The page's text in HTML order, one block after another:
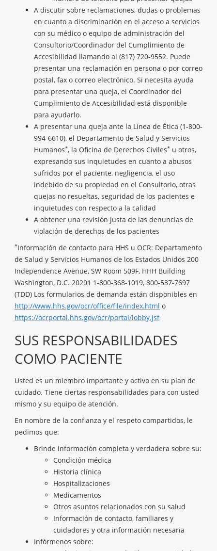
A discutir sobre reclamaciones, dudas o problemas
en cuanto a discriminación en el acceso a servicios
con su médico o equipo de administración del
Consultorio/Coordinador del Cumplimiento de
Accesibilidad llamando al (817) 720-9552. Puede
presentar una reclamación en persona o por correo
postal, fax o correo electrónico. Si necesita ayuda
para presentar una queja, el Coordinador del
Cumplimiento de Accesibilidad está disponible
para ayudarlo.
A presentar una queja ante la Línea de Ética (1-800-
994-6610), el Departamento de Salud y Servicios
Humanos*, la Oficina de Derechos Civiles* u otros,
expresando sus inquietudes en cuanto a abusos
sufridos por el paciente, negligencia, el uso
indebido de su propiedad en el Consultorio, otras
quejas no resueltas, seguridad de los pacientes e
inquietudes con respecto a la calidad
A obtener una revisión justa de las denuncias de
violación de derechos de los pacientes
*Información de contacto para HHS u OCR: Departamento
de Salud y Servicios Humanos de los Estados Unidos 200
Independence Avenue, SW Room 509F, HHH Building
Washington, D.C. 20201 1-800-368-1019, 800-537-7697
(TDD) Los formularios de demanda están disponibles en
http://www.hhs.gov/ocr/office/file/index.html o
https://ocrportal.hhs.gov/ocr/portal/lobby.jsf
SUS RESPONSABILIDADES
COMO PACIENTE
Usted es un miembro importante y activo en su plan de
cuidado. Tiene ciertas responsabilidades para con usted
mismo y su equipo de atención.
En nombre de la confianza y el respeto compartidos, le
pedimos que:
Brinde información completa y verdadera sobre su:
Condición médica
Historia clínica
Hospitalizaciones
Medicamentos
Otros asuntos relacionados con su salud
Información de contacto, familiares y
cuidadores y otra información necesaria
Infórmenos sobre: